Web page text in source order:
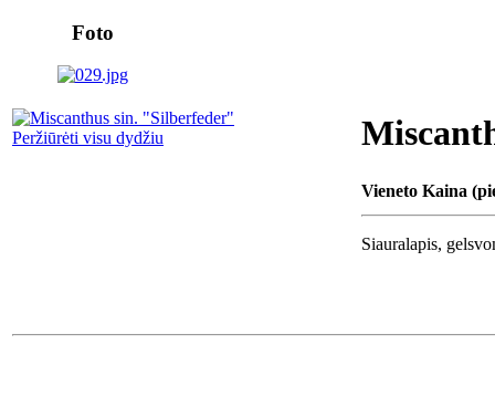
Foto
Peržiūrėti visu dydžiu
Vieneto Kaina
Siauralapis,